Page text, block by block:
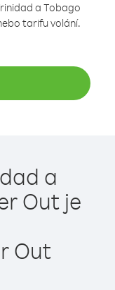
a Tobago
tarifu volání.
a
Out je
Out